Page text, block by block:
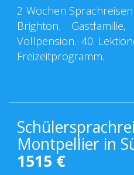
2 Wochen
Brighton.
Vollpension. 40
Freizeitprogramm.
Montpellier in
1515 €